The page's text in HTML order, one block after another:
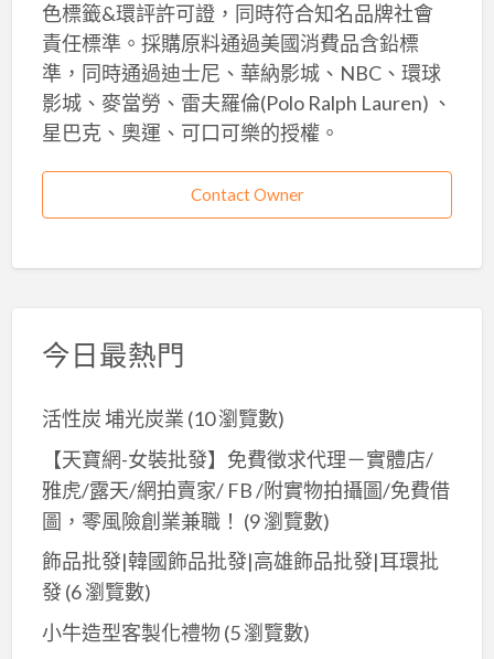
色標籤&環評許可證，同時符合知名品牌社會
責任標準。採購原料通過美國消費品含鉛標
準，同時通過迪士尼、華納影城、NBC、環球
影城、麥當勞、雷夫羅倫(Polo Ralph Lauren) 、
星巴克、奧運、可口可樂的授權。
Contact Owner
今日最熱門
活性炭 埔光炭業 (10 瀏覽數)
【天寶網-女裝批發】免費徵求代理－實體店/
雅虎/露天/網拍賣家/ FB /附實物拍攝圖/免費借
圖，零風險創業兼職！ (9 瀏覽數)
飾品批發|韓國飾品批發|高雄飾品批發|耳環批
發(6 瀏覽數)
小牛造型客製化禮物 (5 瀏覽數)